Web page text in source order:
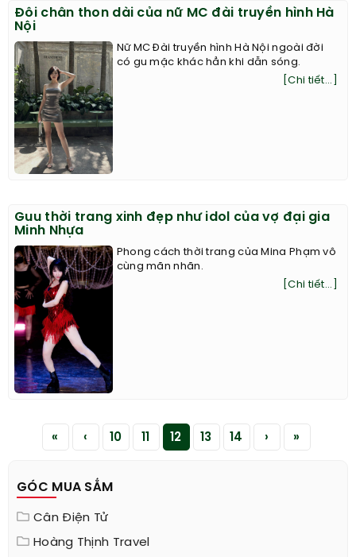
Đôi chân thon dài của nữ MC đài truyền hình Hà
Nội
Nữ MC Đài truyền hình Hà Nội ngoài đời
có gu mặc khác hẳn khi dẫn sóng.
[Chi tiết...]
Guu thời trang xinh đẹp như idol của vợ đại gia
Minh Nhựa
Phong cách thời trang của Mina Phạm vô
cùng mãn nhãn.
[Chi tiết...]
« ‹ 10 12 13 14 › »
GÓC MUA SẮM
Cân Điện Tử
Hoàng Thịnh Travel